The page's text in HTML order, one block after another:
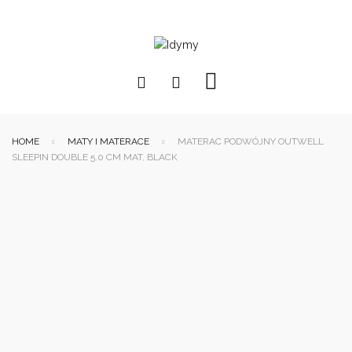
HOME MATY I MATERACE
MATERAC PODWÓJNY OUTWELL
SLEEPIN DOUBLE 5.0 CM MAT, BLACK